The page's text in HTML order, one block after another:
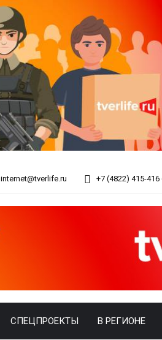
internet@tverlife.ru +7 (4822) 415-416
СПЕЦПРОЕКТЫ В РЕГИОНЕ